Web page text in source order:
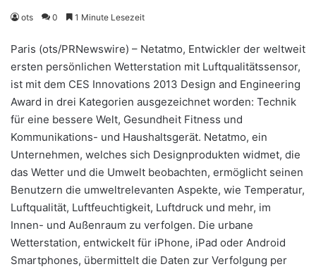
ots 0 1 Minute Lesezeit
Paris (ots/PRNewswire) – Netatmo, Entwickler der weltweit
ersten persönlichen Wetterstation mit Luftqualitätssensor,
ist mit dem CES Innovations 2013 Design and Engineering
Award in drei Kategorien ausgezeichnet worden: Technik
für eine bessere Welt, Gesundheit Fitness und
Kommunikations- und Haushaltsgerät. Netatmo, ein
Unternehmen, welches sich Designprodukten widmet, die
das Wetter und die Umwelt beobachten, ermöglicht seinen
Benutzern die umweltrelevanten Aspekte, wie Temperatur,
Luftqualität, Luftfeuchtigkeit, Luftdruck und mehr, im
Innen- und Außenraum zu verfolgen. Die urbane
Wetterstation, entwickelt für iPhone, iPad oder Android
Smartphones, übermittelt die Daten zur Verfolgung per